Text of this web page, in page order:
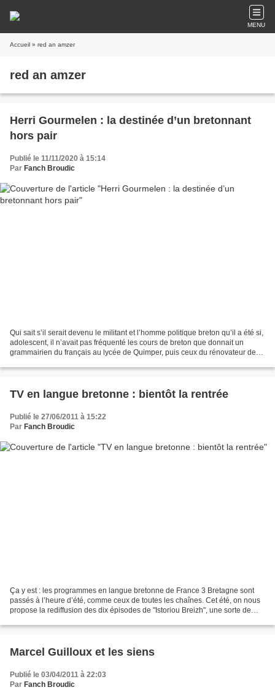
MENU
Accueil » red an amzer
red an amzer
Herri Gourmelen : la destinée d’un bretonnant
hors pair
Publié le 11/11/2020 à 15:14
Par Fanch Broudic
Qui sait s’il serait devenu le militant et l’homme politique breton qu’il a été si,
adolescent, il n’avait pas fréquenté les cours de breton que donnait un
grammairien du français au lycée de Quimper, puis ceux du rénovateur des
TV en langue bretonne : bientôt la rentrée
Publié le 27/06/2011 à 15:22
Par Fanch Broudic
Ça y est : les programmes en langue bretonne de France 3 Bretagne sont
passés à l’heure d’été, comme ceux de toutes les chaînes. Cet été, on nous
propose la rediffusion des dix épisodes de "Istoriou Breizh", une sorte de
Marcel Guilloux et les siens
Publié le 03/04/2011 à 22:03
Par Fanch Broudic